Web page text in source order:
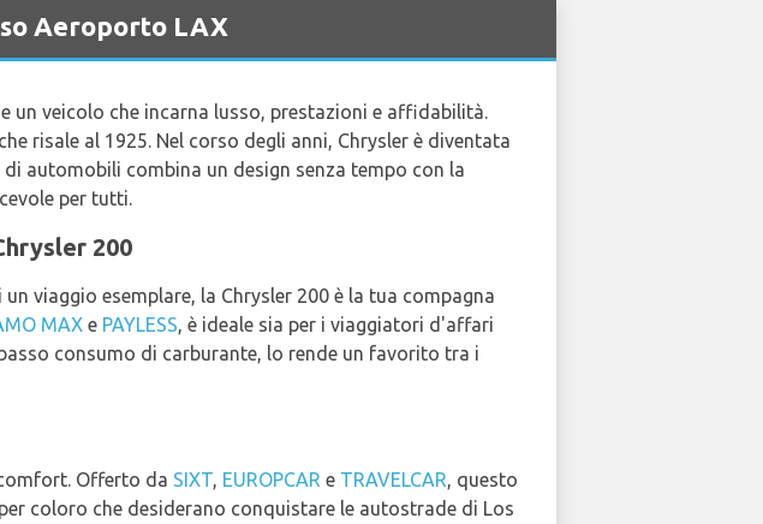
Aeroporto LAX
un veicolo che incarna lusso, prestazioni e affidabilità.
risale al 1925. Nel corso degli anni, Chrysler è diventata
automobili combina un design senza tempo con la
per tutti.
200
viaggio esemplare, la Chrysler 200 è la tua compagna
MAX e PAYLESS, è ideale sia per i viaggiatori d'affari
consumo di carburante, lo rende un favorito tra i
Offerto da SIXT, EUROPCAR e TRAVELCAR, questo
coloro che desiderano conquistare le autostrade di Los